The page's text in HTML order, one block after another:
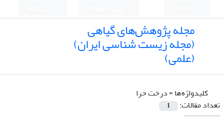
مجله پژوهش‌های گیاهی
(مجله زیست شناسی ایران)
(علمی)
کلیدواژه‌ها =درخت حرا
تعداد مقالات:
1